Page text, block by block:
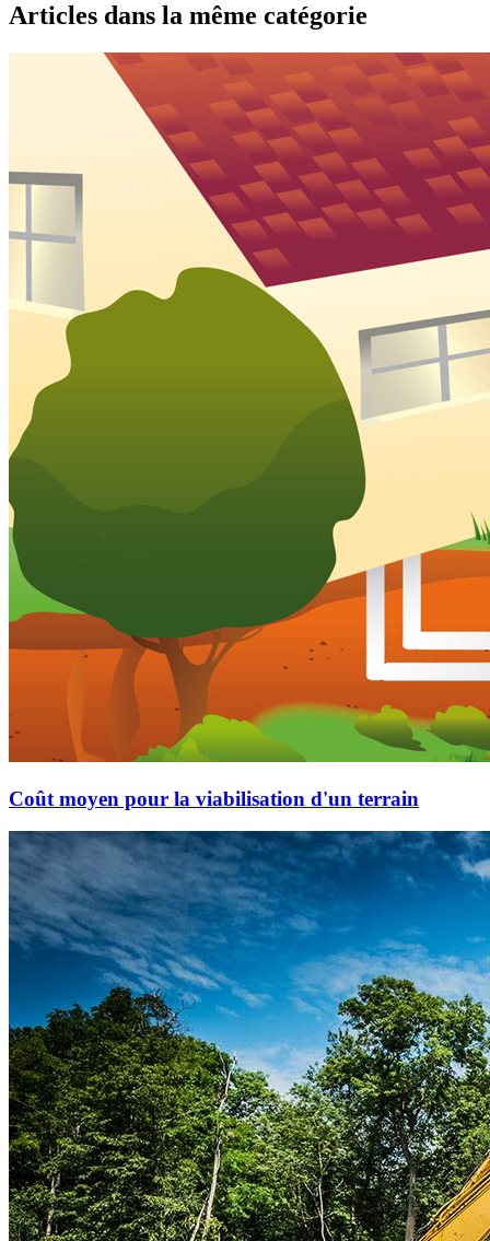
Articles dans la même catégorie
Coût moyen pour la viabilisation d'un terrain